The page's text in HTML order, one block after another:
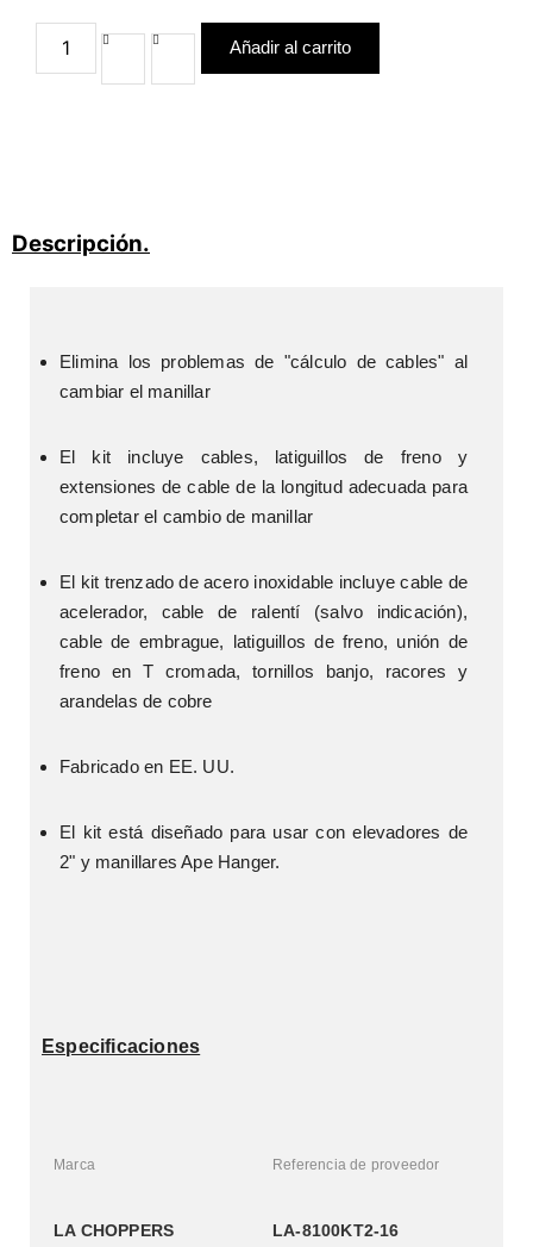
Añadir al carrito
Descripción.
Elimina los problemas de "cálculo de cables" al
cambiar el manillar
El kit incluye cables, latiguillos de freno y
extensiones de cable de la longitud adecuada para
completar el cambio de manillar
El kit trenzado de acero inoxidable incluye cable de
acelerador, cable de ralentí (salvo indicación),
cable de embrague, latiguillos de freno, unión de
freno en T cromada, tornillos banjo, racores y
arandelas de cobre
Fabricado en EE. UU.
El kit está diseñado para usar con elevadores de
2" y manillares Ape Hanger.
Especificaciones
Marca
LA CHOPPERS
Referencia de proveedor
LA-8100KT2-16